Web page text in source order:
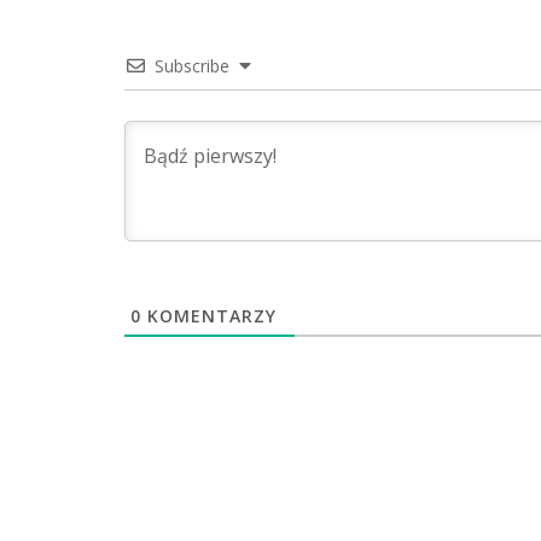
Subscribe
0 KOMENTARZY